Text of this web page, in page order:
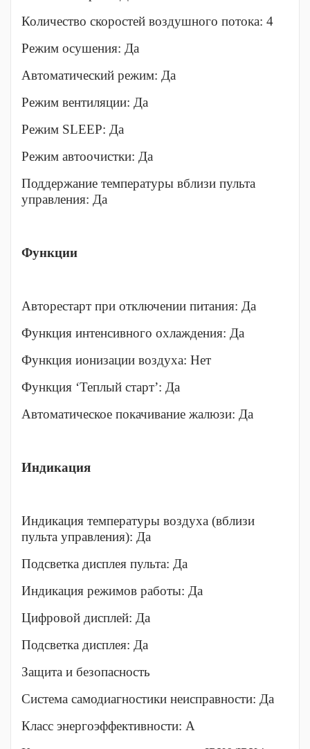
Количество скоростей воздушного потока: 4
Режим осушения: Да
Автоматический режим: Да
Режим вентиляции: Да
Режим SLEEP: Да
Режим автоочистки: Да
Поддержание температуры вблизи пульта
управления: Да
Функции
Авторестарт при отключении питания: Да
Функция интенсивного охлаждения: Да
Функция ионизации воздуха: Нет
Функция ‘Теплый старт’: Да
Автоматическое покачивание жалюзи: Да
Индикация
Индикация температуры воздуха (вблизи
пульта управления): Да
Подсветка дисплея пульта: Да
Индикация режимов работы: Да
Цифровой дисплей: Да
Подсветка дисплея: Да
Защита и безопасность
Система самодиагностики неисправности: Да
Класс энергоэффективности: A